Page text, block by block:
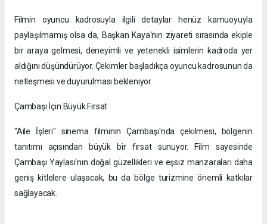
Filmin oyuncu kadrosuyla ilgili detaylar henüz kamuoyuyla
paylaşılmamış olsa da, Başkan Kaya'nın ziyareti sırasında ekiple
bir araya gelmesi, deneyimli ve yetenekli isimlerin kadroda yer
aldığını düşündürüyor. Çekimler başladıkça oyuncu kadrosunun da
netleşmesi ve duyurulması bekleniyor.
Çambaşı İçin Büyük Fırsat
"Aile İşleri" sinema filminin Çambaşı'nda çekilmesi, bölgenin
tanıtımı açısından büyük bir fırsat sunuyor. Film sayesinde
Çambaşı Yaylası'nın doğal güzellikleri ve eşsiz manzaraları daha
geniş kitlelere ulaşacak, bu da bölge turizmine önemli katkılar
sağlayacak.